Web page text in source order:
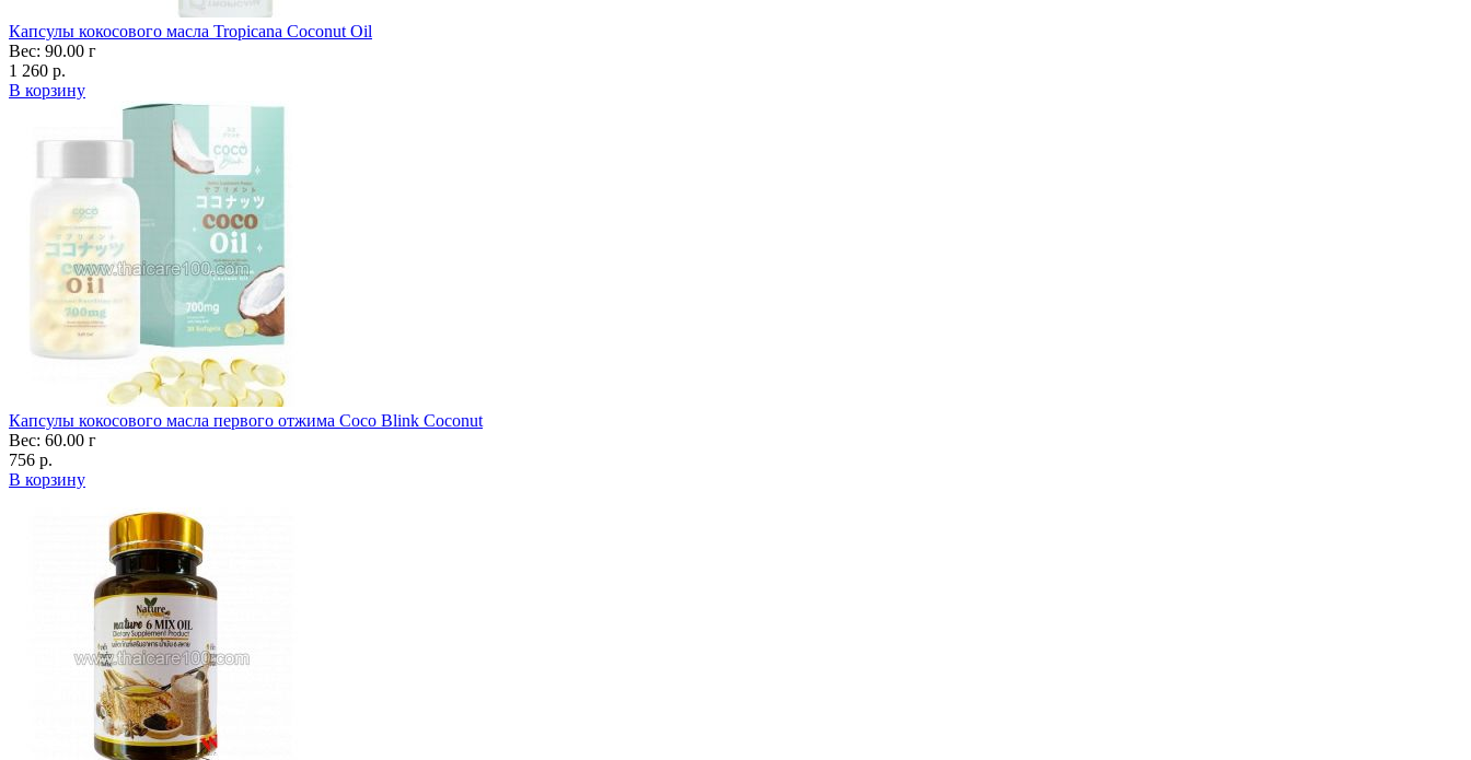
Капсулы кокосового масла Tropicana Coconut Oil
Вес: 90.00 г
1 260 р.
В корзину
Капсулы кокосового масла первого отжима Coco Blink Coconut
Вес: 60.00 г
756 р.
В корзину